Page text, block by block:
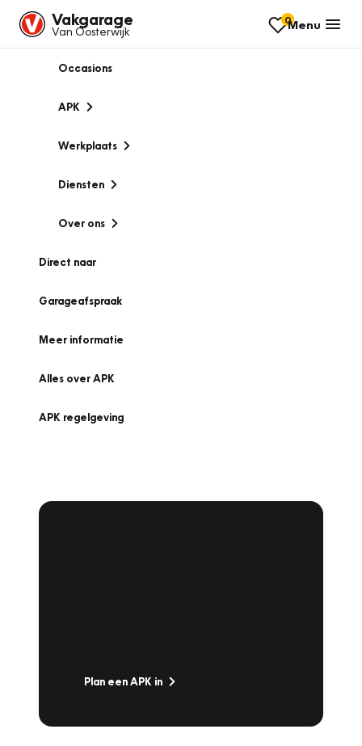
Vakgarage
Van Oosterwijk
0Menu
Occasions
APK
Werkplaats
Diensten
Over ons
Direct naar
Garageafspraak
Meer informatie
Alles over APK
APK regelgeving
Plan een APK in